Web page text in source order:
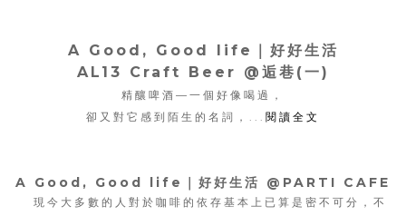
A Good, Good life｜好好生活
AL13 Craft Beer @逅巷(一)
精釀啤酒—一個好像喝過，
卻又對它感到陌生的名詞，... 閱讀全文
A Good, Good life｜好好生活 @PARTI CAFE
現今大多數的人對於咖啡的依存基本上已算是密不可分， 不